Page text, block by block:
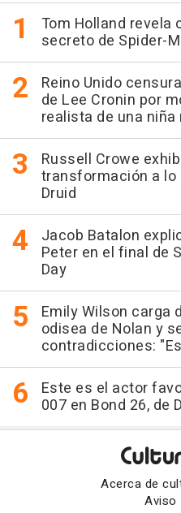
Tom Holland revela
secreto de Spider-
Reino Unido
de Lee Cronin por
realista de una niña
Russell Crowe
transformación a lo
Druid
Jacob Batalon
Peter en el final de
Day
Emily Wilson carga
odisea de Nolan y
contradicciones:
Este es el actor
007 en Bond 26, de
Acerca de
Aviso